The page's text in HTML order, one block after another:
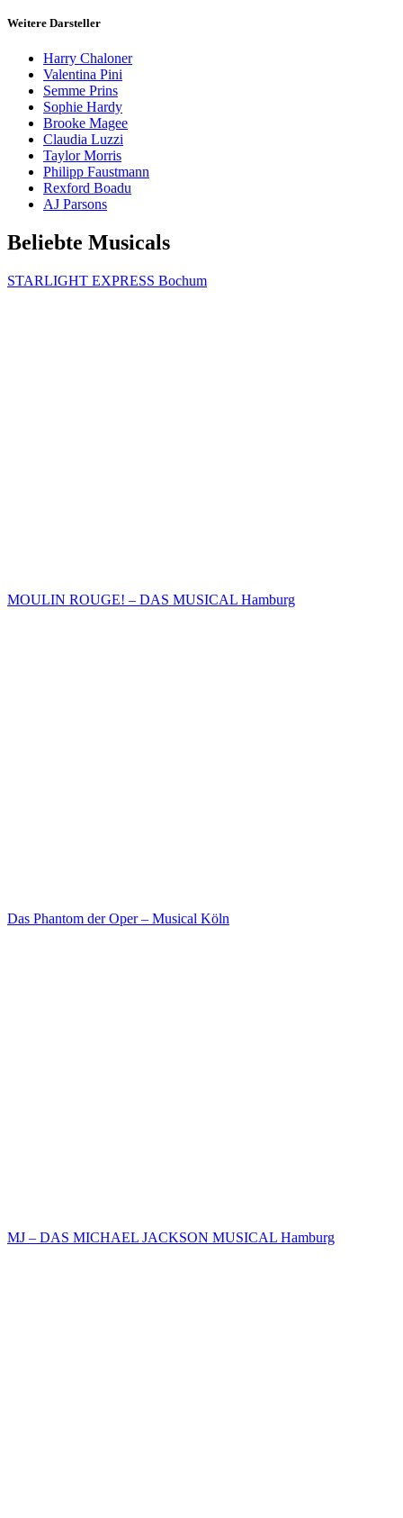
Weitere Darsteller
Harry Chaloner
Valentina Pini
Semme Prins
Sophie Hardy
Brooke Magee
Claudia Luzzi
Taylor Morris
Philipp Faustmann
Rexford Boadu
AJ Parsons
Beliebte Musicals
STARLIGHT EXPRESS Bochum
MOULIN ROUGE! – DAS MUSICAL Hamburg
Das Phantom der Oper – Musical Köln
MJ – DAS MICHAEL JACKSON MUSICAL Hamburg